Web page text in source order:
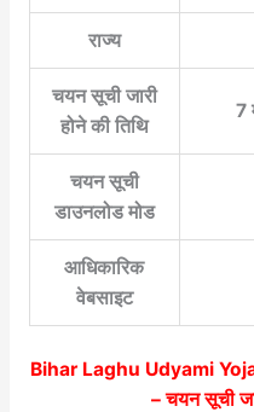
राज्य
चयन सूची जारी
होने की तिथि
7
चयन सूची
डाउनलोड मोड
आधिकारिक
वेबसाइट
Bihar Laghu Udyami
– चयन सूची